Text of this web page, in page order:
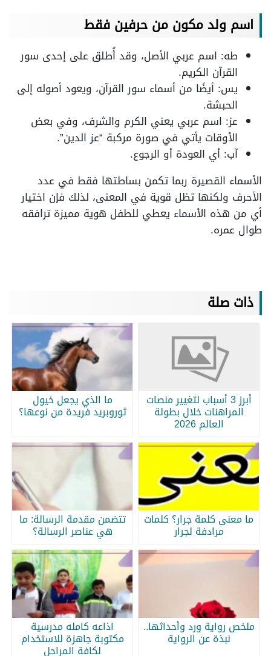
اسم ولد مكون من حرفين فقط
طه: اسم عربي الأصل، وقد أُطلق على إحدى سور
القرآن الكريم.
يس: أيضًا من أسماء سور القرآن، ويعود أصوله إلى
الحبشة.
عز: اسم عربي يعني الكرم والشرف، وفي بعض
الأوقات يأتي في صورة مركبة “عز الدين”.
آب: أي العودة أو الرجوع.
الأسماء القصيرة ربما تكمن بساطتها فقط في عدد
الأحرف ولكنها تظل قوية في المعنى، لذلك فإن اختيار
أي من هذه الأسماء يعطي للطفل هوية مميزة ترافقه
طوال عمره.
ذات صلة
أبرز 3 أسباب لتغيير منصات
المراهنات خلال بطولة
العالم 2026
ما الذي يجعل خيول
ثوروبريد فريدة من نوعها؟
ما معنى كلمة جرار؟ كلمات
مرادفة لجرار
تتضمن مقدمة الرسالة: ما
هي عناصر الرسالة؟
ملخص رواية ورد وأحداثها..
نبذة عن الرواية
اذاعه كامله مدرسية
مكتوبة جاهزة للاستخدام
لكافة المراحل